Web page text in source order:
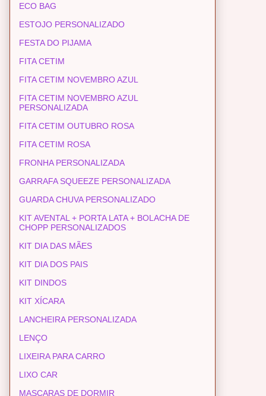
ECO BAG
ESTOJO PERSONALIZADO
FESTA DO PIJAMA
FITA CETIM
FITA CETIM NOVEMBRO AZUL
FITA CETIM NOVEMBRO AZUL
PERSONALIZADA
FITA CETIM OUTUBRO ROSA
FITA CETIM ROSA
FRONHA PERSONALIZADA
GARRAFA SQUEEZE PERSONALIZADA
GUARDA CHUVA PERSONALIZADO
KIT AVENTAL + PORTA LATA + BOLACHA DE
CHOPP PERSONALIZADOS
KIT DIA DAS MÃES
KIT DIA DOS PAIS
KIT DINDOS
KIT XÍCARA
LANCHEIRA PERSONALIZADA
LENÇO
LIXEIRA PARA CARRO
LIXO CAR
MASCARAS DE DORMIR